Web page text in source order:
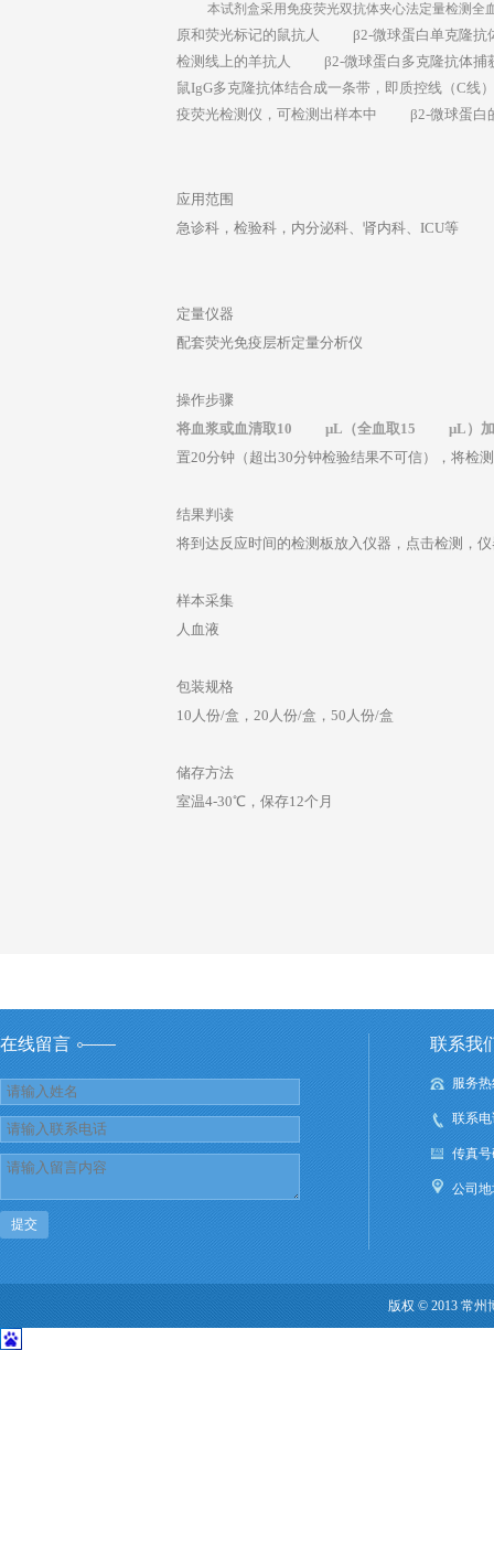
本试剂盒采用免疫荧光双抗体夹心法定量检测全
原和荧光标记的鼠抗人 β2-微球蛋白单克隆抗
检测线上的羊抗人
β2-微球蛋白 多克隆抗体捕
鼠IgG多克隆抗体结合成一条带，即质控线（C线
疫荧光检测仪，可检测出样本中
β2-微球蛋白
应用范围
急诊科，检验科，内分泌科、肾内科、ICU等
定量仪器
配套荧光免疫层析定量分析仪
操作步骤
将血浆或血清取10 μL （全血取15 μL ）
置20分钟（超出30分钟检验结果不可信），将检
结果判读
将到达反应时间的检测板放入仪器，点击检测，
样本采集
人血液
包装规格
10人份/盒，20人份/盒，50人份/盒
储存方法
室温4-30℃，保存12个月
在线留言
提交
联系我
服务热
联系电
传真号
公司
版权 © 2013 常州